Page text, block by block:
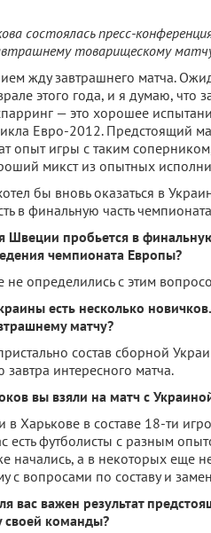
состоялась пресс-
товарищескому
жду завтрашнего матча.
этого года, и я думаю, что
— это хорошее
Евро-2012. Предстоящий
опыт игры с таким
микст из опытных
бы вновь оказаться в
в финальную часть
Швеции пробьется в
чемпионата Европы?
определились с этим
есть несколько
матчу?
состав сборной
интересного матча.
вы взяли на матч с
Харькове в составе 18-ти
есть футболисты с разным
начались, а в некоторых еще
с вопросами по составу и
вас важен результат
своей команды?